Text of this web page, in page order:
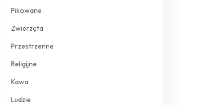
Pikowane
Zwierzęta
Przestrzenne
Religijne
Kawa
Ludzie